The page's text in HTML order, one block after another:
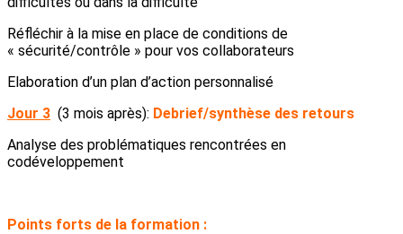
Réfléchir à la mise en place de conditions de
« sécurité/contrôle » pour vos collaborateurs
Elaboration d’un plan d’action personnalisé
Jour 3 (3 mois après): Debrief/synthèse des retours
Analyse des problématiques rencontrées en
codéveloppement
Points forts de la formation :